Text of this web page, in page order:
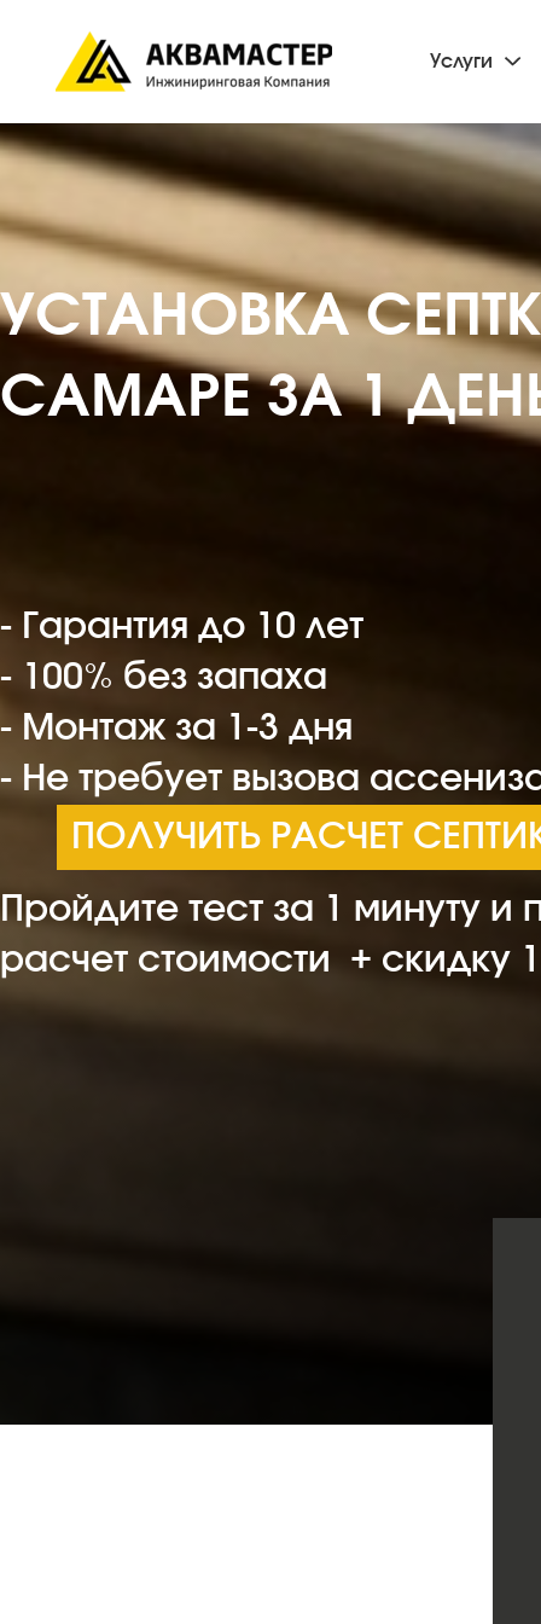
Услуги
УСТАНОВКА
САМАРЕ ЗА 1
- Гарантия до 10 лет
- 100% без запаха
- Монтаж за 1-3 дня
- Не требует вызова
ПОЛУЧИТЬ РАСЧЕТ
Пройдите тест за 1 минуту и
расчет стоимости + скидку